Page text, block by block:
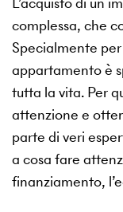
complessa, che
Specialmente per
appartamento è
tutta la vita. Per
attenzione e
parte di veri
a cosa fare
finanziamento,